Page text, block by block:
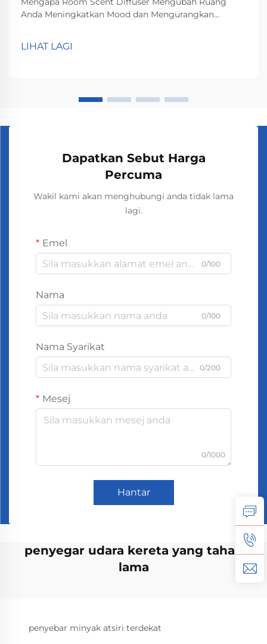
Anda Meningkatkan Mood dan Mengurangkan
tekanan menurut apa yang telah ditemui oleh
LIHAT LAGI
Dapatkan Sebut Harga
Percuma
Wakil kami akan menghubungi anda tidak lama
lagi.
Emel
0/100
Nama
0/100
Nama Syarikat
0/200
Mesej
0/1000
Hantar
penyegar udara kereta yang tahan
lama
penyebar minyak atsiri terdekat